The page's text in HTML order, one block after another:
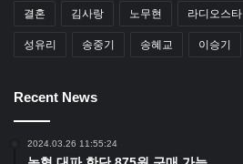
결혼 김사랑 노무현 라디오스타
성유리 송중기 송혜교 이승기
Recent News
2024.03.26 11:55:24